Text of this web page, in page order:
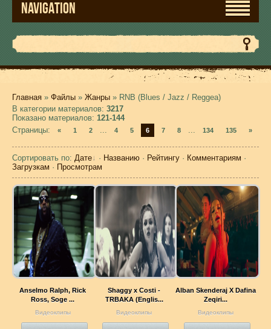
NAVIGATION
Главная » Файлы » Жанры » RNB (Blues / Jazz / Reggea)
В категории материалов: 3217
Показано материалов: 121-144
Страницы: « 1 2 ... 4 5 6 7 8 ... 134 135 »
Сортировать по: Дате · Названию · Рейтингу · Комментариям ·
Загрузкам · Просмотрам
Anselmo Ralph, Rick
Ross, Soge ...
Видеоклипы
Shaggy x Costi -
TRBAKA (Englis...
Видеоклипы
Alban Skenderaj X Dafina
Zeqiri...
Видеоклипы